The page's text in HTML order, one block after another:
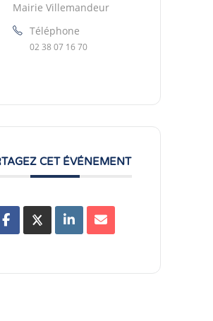
Mairie Villemandeur
Téléphone
02 38 07 16 70
CET ÉVÉNEMENT